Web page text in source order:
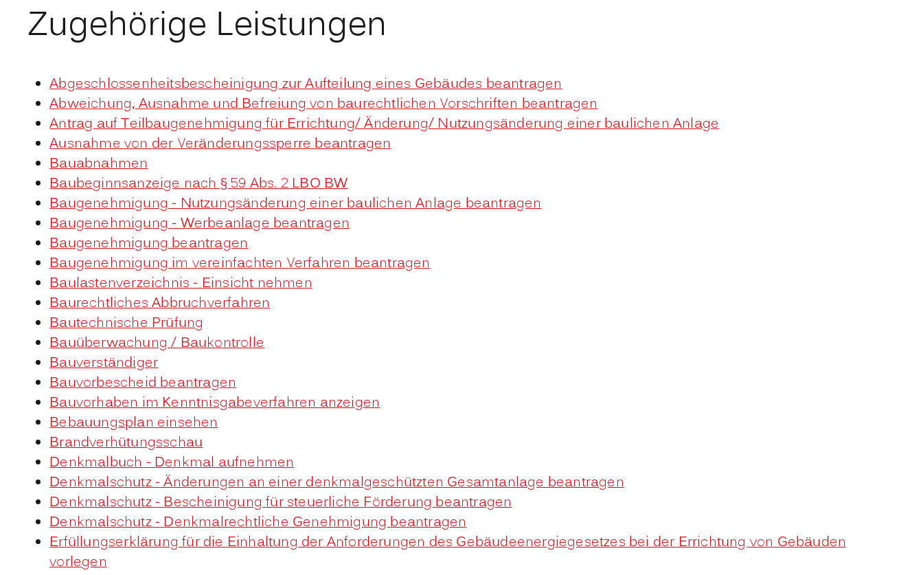
Zugehörige Leistungen
Abgeschlossenheitsbescheinigung zur Aufteilung eines Gebäudes beantragen
Abweichung, Ausnahme und Befreiung von baurechtlichen Vorschriften beantragen
Antrag auf Teilbaugenehmigung für Errichtung/ Änderung/ Nutzungsänderung einer baulichen Anlage
Ausnahme von der Veränderungssperre beantragen
Bauabnahmen
Baubeginnsanzeige nach § 59 Abs. 2 LBO BW
Baugenehmigung - Nutzungsänderung einer baulichen Anlage beantragen
Baugenehmigung - Werbeanlage beantragen
Baugenehmigung beantragen
Baugenehmigung im vereinfachten Verfahren beantragen
Baulastenverzeichnis - Einsicht nehmen
Baurechtliches Abbruchverfahren
Bautechnische Prüfung
Bauüberwachung / Baukontrolle
Bauverständiger
Bauvorbescheid beantragen
Bauvorhaben im Kenntnisgabeverfahren anzeigen
Bebauungsplan einsehen
Brandverhütungsschau
Denkmalbuch - Denkmal aufnehmen
Denkmalschutz - Änderungen an einer denkmalgeschützten Gesamtanlage beantragen
Denkmalschutz - Bescheinigung für steuerliche Förderung beantragen
Denkmalschutz - Denkmalrechtliche Genehmigung beantragen
Erfüllungserklärung für die Einhaltung der Anforderungen des Gebäudeenergiegesetzes bei der Errichtung von Gebäuden
vorlegen